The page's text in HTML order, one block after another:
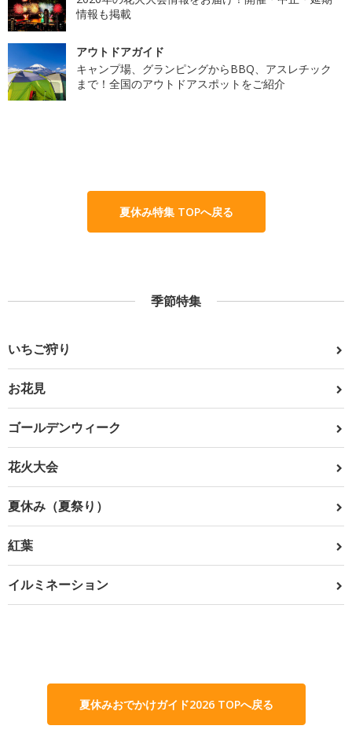
情報も掲載
アウトドアガイド
キャンプ場、グランピングからBBQ、アスレチック
まで！全国のアウトドアスポットをご紹介
夏休み特集 TOPへ戻る
季節特集
いちご狩り
お花見
ゴールデンウィーク
花火大会
夏休み（夏祭り）
紅葉
イルミネーション
夏休みおでかけガイド2026 TOPへ戻る